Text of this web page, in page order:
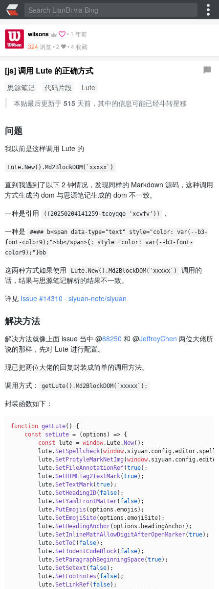
wilsons • 1 年前
324浏览 •2 •4 收藏
[js] 调用 Lute 的正确方式
思源笔记 代码片段
Lute
本贴最后更新于 515天前，其中的信息可能已经斗转星移
问题
我以前是这样调用 Lute 的
Lute.New().Md2BlockDOM(`xxxxx`)
直到我遇到了以下 2 钟情况，发现同样的 Markdown 源码，这种调用
方式生成的 dom 与思源笔记生成的 dom 不一致。
一种是引用
((20250204141259-tcoyqqe 'xcvfv'))
，
一种是
#### b<span data-type="text" style="color: var(--b3-
font-color9);">bb</span>{: style="color: var(--b3-font-
color9);"}bb
这两种方式如果使用 Lute.New().Md2BlockDOM(`xxxxx`)
调用的
话，结果与思源笔记解析的结果不一致。
详见 Issue #14310 · siyuan-note/siyuan
解决方法
解决方法就像上面 issue 当中 @88250 和 @JeffreyChen 两位大佬所
说的那样，先对 Lute 进行配置。
现已把两位大佬的回复封装成简单的调用方法。
调用方式：
getLute().Md2BlockDOM(`xxxxx`);
封装函数如下：
function getLute( ) {
const
setLute = (options ) => {
const lute = window. Lute. New();
        lute.
SetSpellcheck(window. siyuan. config.editor.
        lute.
SetProtyleMarkNetImg (window. siyuan. config.editor
        lute.
SetFileAnnotationRef(true);
        lute.
SetHTMLTag2TextMark(true);
        lute.
SetTextMark(true);
        lute.
SetHeadingID( false);
        lute.
SetYamlFrontMatter( false);
        lute.
PutEmojis (options.emojis );
        lute.
SetEmojiSite(options.emojiSite);
        lute.
SetHeadingAnchor(options. headingAnchor);
        lute.
SetInlineMathAllowDigitAfterOpenMarker(true);
        lute.
SetToC( false);
        lute.
SetIndentCodeBlock( false);
        lute.
SetParagraphBeginningSpace(true);
        lute.
SetSetext ( false);
        lute.
SetFootnotes ( false);
        lute.
SetLinkRef( false);